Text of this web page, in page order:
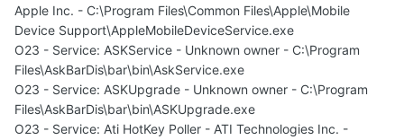
Apple Inc. - C:\Program Files\Common Files\Apple\Mobile
Device Support\AppleMobileDeviceService.exe
O23 - Service: ASKService - Unknown owner - C:\Program
Files\AskBarDis\bar\bin\AskService.exe
O23 - Service: ASKUpgrade - Unknown owner - C:\Program
Files\AskBarDis\bar\bin\ASKUpgrade.exe
O23 - Service: Ati HotKey Poller - ATI Technologies Inc. -